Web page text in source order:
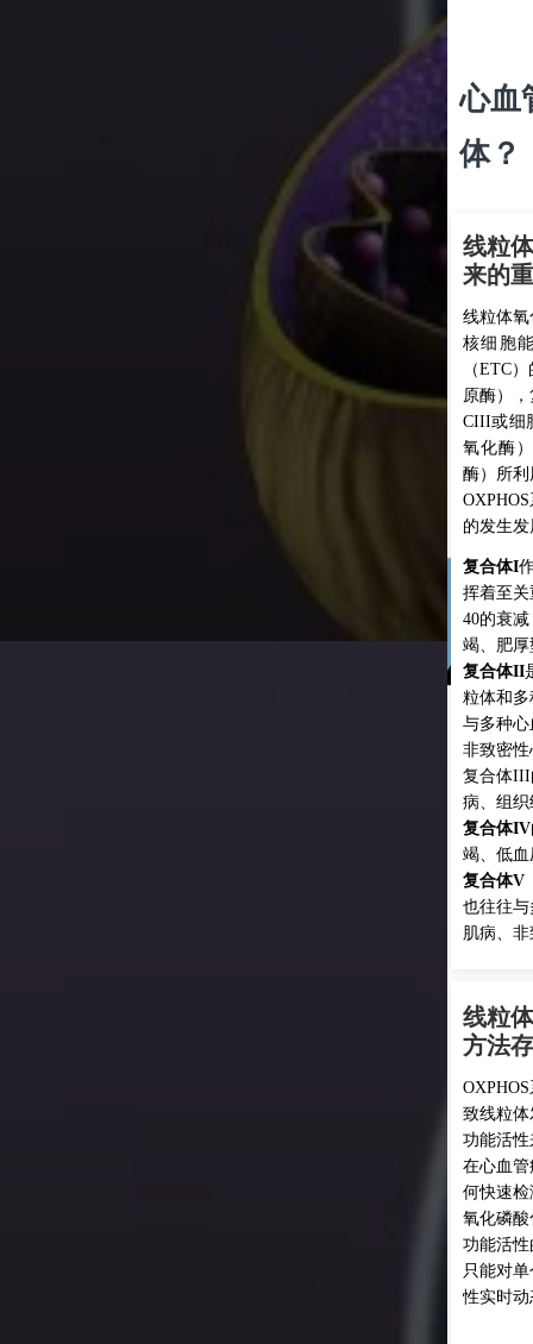
心血
体？
线粒
来的
线粒体
核细胞
（ETC
原酶）
CIII或细
氧化酶
酶）所利
的发生
复合体I
挥着至
40的衰
竭、肥
复合体II
粒体和
与多种
非致密
复合体III
病、组
复合体IV
竭、低
复合体V
也往往
肌病、
线粒
方法
致线粒体
功能活
在心血
何快速检
氧化磷酸
功能活
只能对
性实时